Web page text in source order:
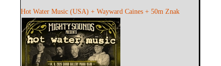
Hot Water Music (USA) + Wayward Caines + 50m Znak